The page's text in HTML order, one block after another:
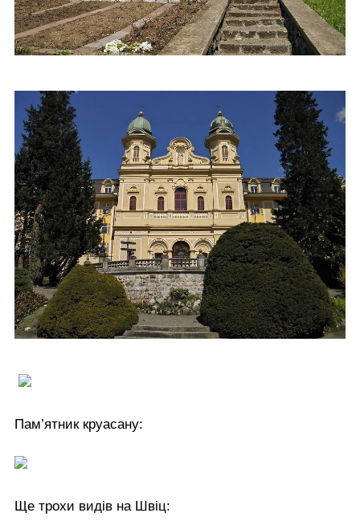
Пам’ятник круасану:
Ще трохи видів на Швіц: